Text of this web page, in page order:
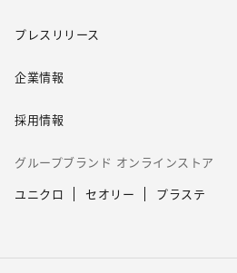
プレスリリース
企業情報
採用情報
グループブランド オンラインストア
ユニクロ セオリー プラステ